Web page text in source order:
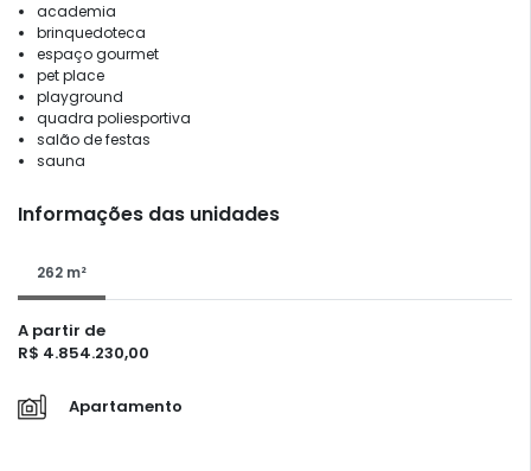
academia
brinquedoteca
espaço gourmet
pet place
playground
quadra poliesportiva
salão de festas
sauna
Informações das unidades
262 m²
A partir de
R$ 4.854.230,00
Apartamento